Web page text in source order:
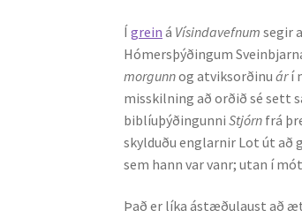
Ígrein á Vísindavefnumsegir
Hómersþýðingum
morgunnog atviksorðinuárí
misskilning að orðið sé sett
biblíuþýðingunniStjórn frá
skylduðu englarnir Lot út að
sem hann var vanr; utan í
Það er líka ástæðulaust að